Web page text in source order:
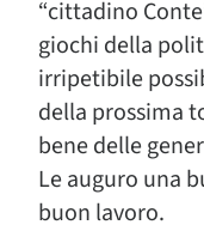
“cittadino
giochi della
irripetibile
della prossima
bene delle
Le auguro una
buon lavoro.